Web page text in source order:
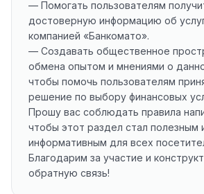
— Помогать пользователям
достоверную информацию об
компанией «Банкомато».
— Создавать общественное
обмена опытом и мнениями о
чтобы помочь пользователям
решение по выбору финансовых
Прошу вас соблюдать правила
чтобы этот раздел стал полезным
информативным для всех
Благодарим за участие и
обратную связь!